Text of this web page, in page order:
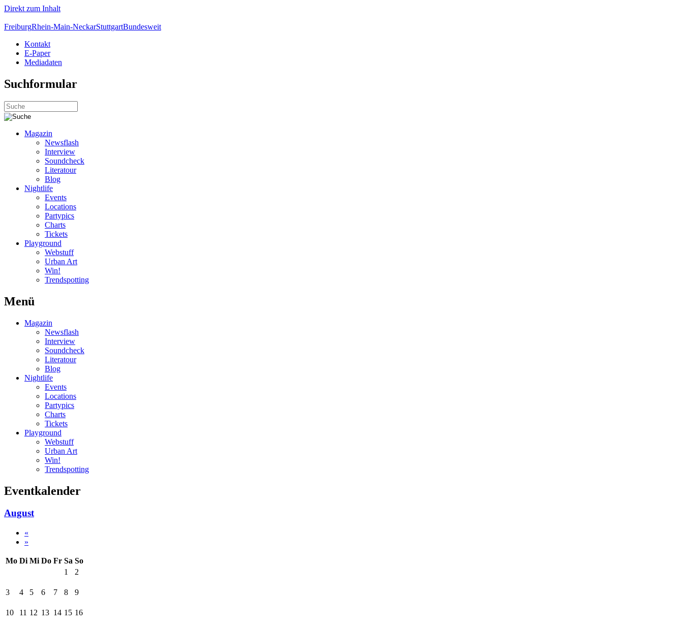
Direkt zum Inhalt
FreiburgRhein-Main-NeckarStuttgartBundesweit
Kontakt
E-Paper
Mediadaten
Suchformular
Magazin
Newsflash
Interview
Soundcheck
Literatour
Blog
Nightlife
Events
Locations
Partypics
Charts
Tickets
Playground
Webstuff
Urban Art
Win!
Trendspotting
Menü
Magazin
Newsflash
Interview
Soundcheck
Literatour
Blog
Nightlife
Events
Locations
Partypics
Charts
Tickets
Playground
Webstuff
Urban Art
Win!
Trendspotting
Eventkalender
August
«
»
Mo Di Mi Do Fr Sa So
1
2
3 4 5 6 7 8 9
10 11 12 13 14 15 16